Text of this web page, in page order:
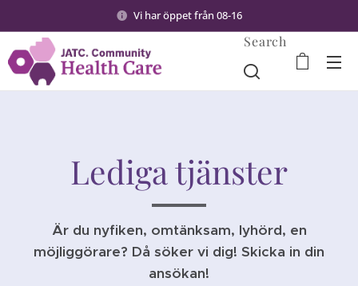
Vi har öppet från 08-16
Search
Lediga tjänster
Är du nyfiken, omtänksam, lyhörd, en
möjliggörare? Då söker vi dig! Skicka in din
ansökan!